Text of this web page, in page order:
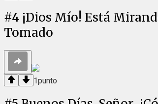
#4 ¡Dios Mío! Está
Tomado
1punto